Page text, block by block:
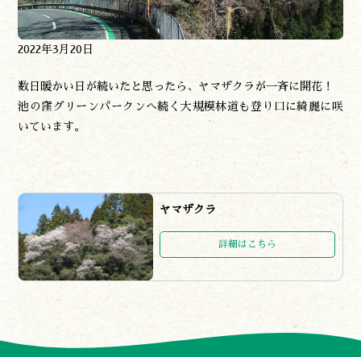
2022年3月20日
数日暖かい日が続いたと思ったら、ヤマザクラが一斉に開花！
池の窪グリーンパークンへ続く大規模林道も登り口に綺麗に咲
いています。
ヤマザクラ
詳細はこちら
諸塚村観光協会
〒883-1301
0982-65-0178